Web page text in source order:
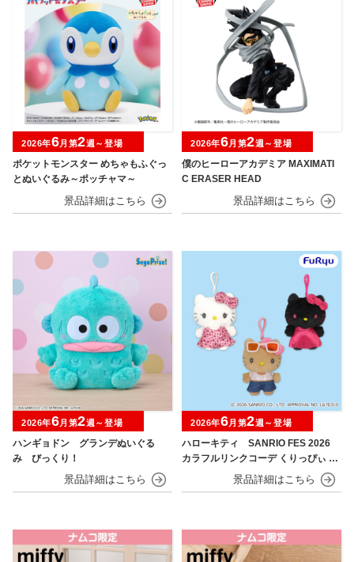
ポケットモンスター めちゃもふぐっ
とぬいぐるみ～ポッチャマ～
2026年6月第2週～登場
僕のヒーローアカデミア MAXIMATI
C ERASER HEAD
2026年6月第2週～登場
ハンギョドン グランデぬいぐる
み びっくり！
2026年6月第2週～登場
ハローキティ SANRIO FES 2026
カラフルリンクコーデ くりっぴぃ ぬ
2026年6月第2週～登場